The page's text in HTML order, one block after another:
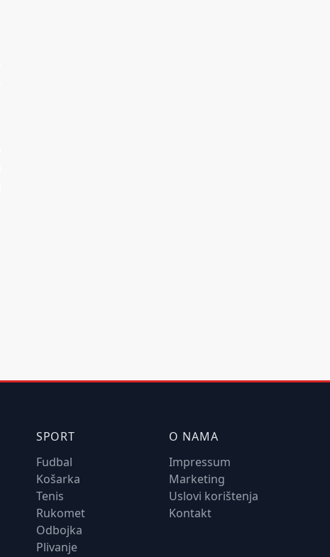
SPORT
Fudbal
Košarka
Tenis
Rukomet
Odbojka
Plivanje
O NAMA
Impressum
Marketing
Uslovi korištenja
Kontakt